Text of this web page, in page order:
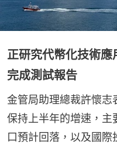
正研究代幣化技術
完成測試報告
金管局助理總裁許懷志
保持上半年的增速，主
口預計回落，以及國